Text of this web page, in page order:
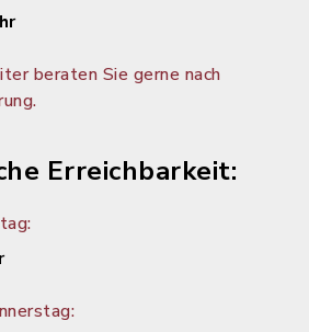
beraten Sie gerne nach
Erreichbarkeit: